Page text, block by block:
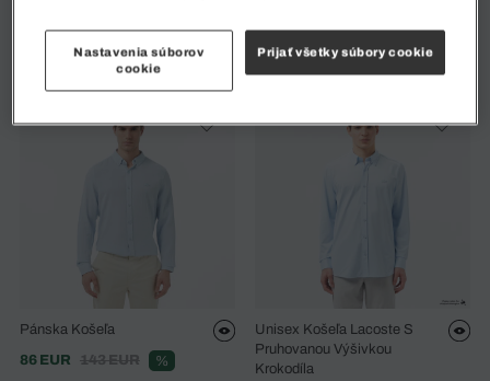
Pánska Košeľa
86 EUR
143 EUR %
Unisex Košeľa Lacoste S
Pruhovanou Výšivkou
Krokodíla
Nastavenia súborov
cookie
Prijať všetky súbory cookie